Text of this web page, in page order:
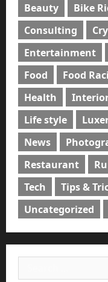
Beauty
Bike
Consulting
Entertainment
Food
Food
Health
Life style
News
Restaurant
Tech
Tips &
Uncategorized
for: